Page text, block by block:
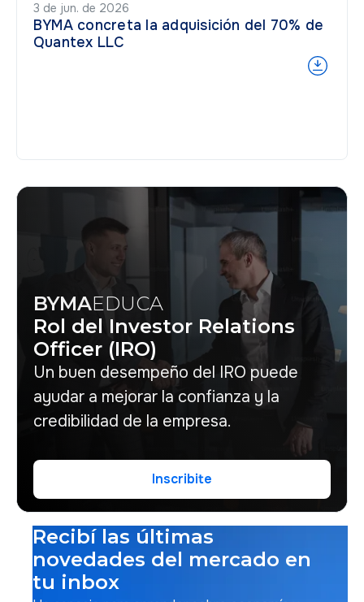
3 de jun. de 2026
BYMA concreta la adquisición del 70% de
Quantex LLC
BYMAEDUCA
Rol del Investor Relations
Officer (IRO)
Un buen desempeño del IRO puede
ayudar a mejorar la confianza y la
credibilidad de la empresa.
Inscribite
Recibí las últimas
novedades del mercado en
tu inbox